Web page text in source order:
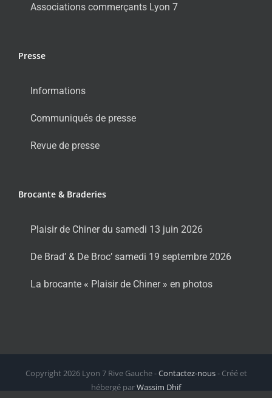
Associations commerçants Lyon 7
Presse
Informations
Communiqués de presse
Revue de presse
Brocante & Braderies
Plaisir de Chiner du samedi 13 juin 2026
De Brad’ & De Broc’ samedi 19 septembre 2026
La brocante « Plaisir de Chiner » en photos
Copyright 2026 Lyon 7 Rive Gauche -Contactez-nous- Créé et
hébergé parWassim Dhif